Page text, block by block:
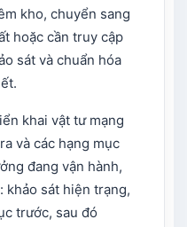
kho, chuyển sang
hoặc cần truy cập
sát và chuẩn hóa
khai vật tư mạng
và các hạng mục
đang vận hành,
khảo sát hiện trạng,
trước, sau đó